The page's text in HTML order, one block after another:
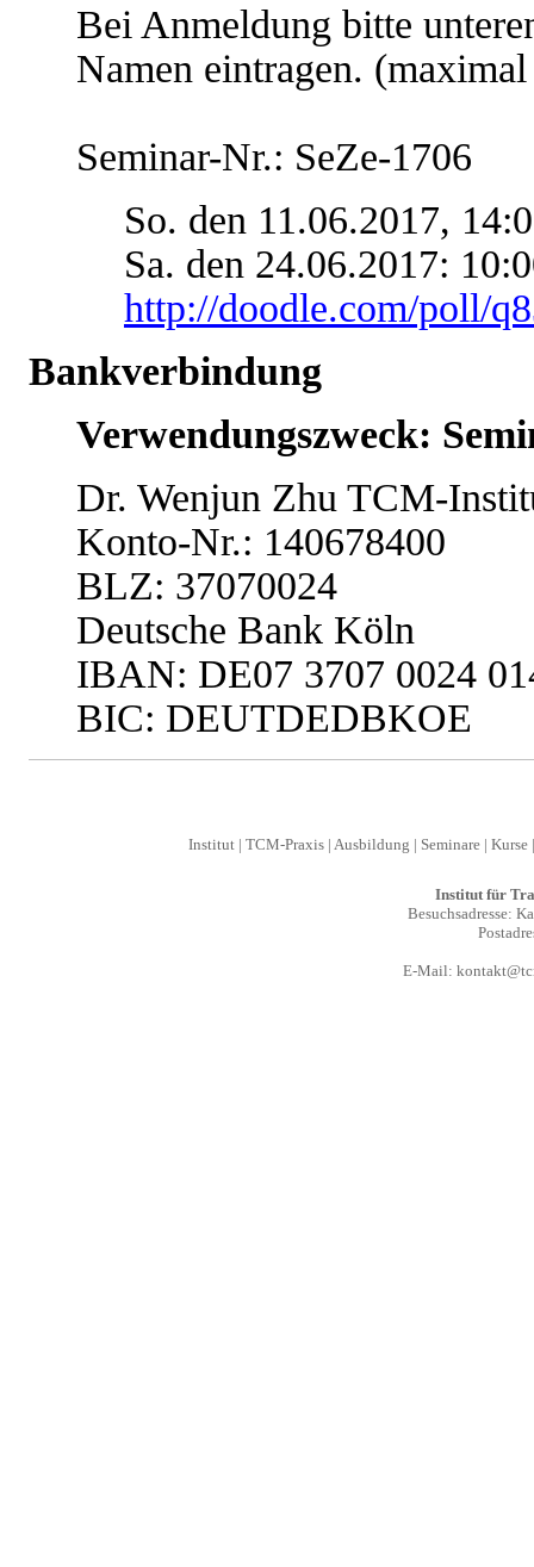
Bei Anmeldung bitte
Namen eintragen.
Seminar-Nr.: SeZe-1706
So. den 11.06.2017,
Sa. den 24.06.2017:
http://doodle.com/poll/
Bankverbindung
Verwendungszweck:
Dr. Wenjun Zhu TCM-
Konto-Nr.: 140678400
BLZ: 37070024
Deutsche Bank Köln
IBAN: DE07 3707 0024
BIC: DEUTDEDBKOE
Institut| TCM-Praxis| Ausbildung | Seminare| Kurse
Institut für
Besuchsadresse:
E-Mail: